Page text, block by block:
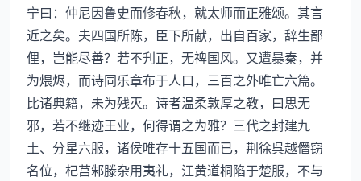
宁曰：仲尼因鲁史而修春秋，就太师而正雅颂。其言
近之矣。夫四国所陈，臣下所献，出自百家，辞生鄙
俚，岂能尽善？若不刋正，无禆国风。又遭暴秦，并
为煨烬，而诗同乐章布于人口，三百之外唯亡六篇。
比诸典籍，未为残灭。诗者温柔敦厚之教，曰思无
邪，若不继迹王业，何得谓之为雅？三代之封建九
土、分星六服，诸侯唯存十五国而已，荆徐呉越僭窃
名位，杞莒邾滕杂用夷礼，江黄道桐陷于楚服，不与